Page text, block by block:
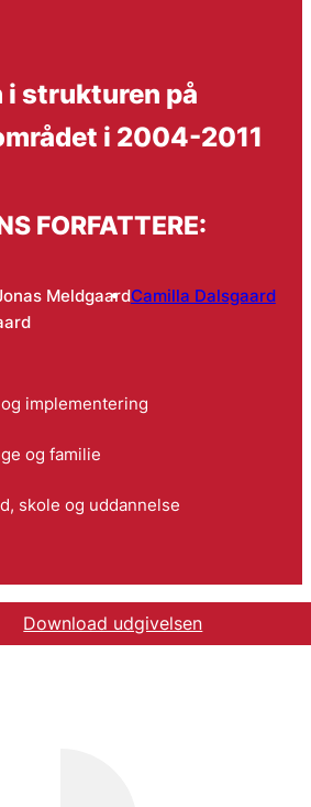
i strukturen på
i 2004-2011
FORFATTERE:
MeldgaardCamilla Dalsgaard
implementering
og familie
skole og uddannelse
Download udgivelsen